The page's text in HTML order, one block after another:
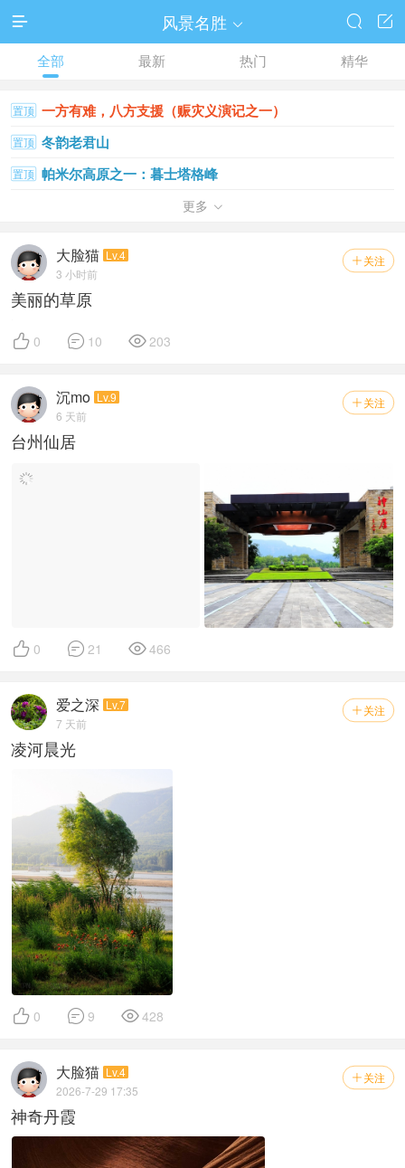
 风景名胜  

全部 最新 热门 精华
置顶 一方有难，八方支援（赈灾义演记之一）
置顶 冬韵老君山
置顶 帕米尔高原之一：暮士塔格峰
置顶 夕阳下澳门
置顶 大美雪乡
置顶 新疆吐鲁番鄯善库木塔格沙漠【三】
置顶 难忘门源那片黄色
置顶 滩涂脉动
置顶
更多 
 关注
大脸猫 Lv.4
3 小时前
美丽的草原
 0  10 203
 关注
沉mo Lv.9
6 天前
台州仙居
 0  21 466
 关注
爱之深 Lv.7
7 天前
凌河晨光
 0  9 428
 关注
大脸猫 Lv.4
2026-7-29 17:35
神奇丹霞